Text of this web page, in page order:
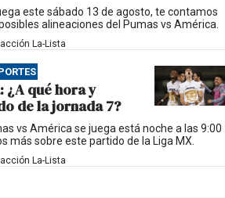
este sábado 13 de agosto, te contamos
alineaciones del Pumas vs América.
La-Lista
¿A qué hora y
de la jornada 7?
vs América se juega está noche a las 9:00
más sobre este partido de la Liga MX.
La-Lista